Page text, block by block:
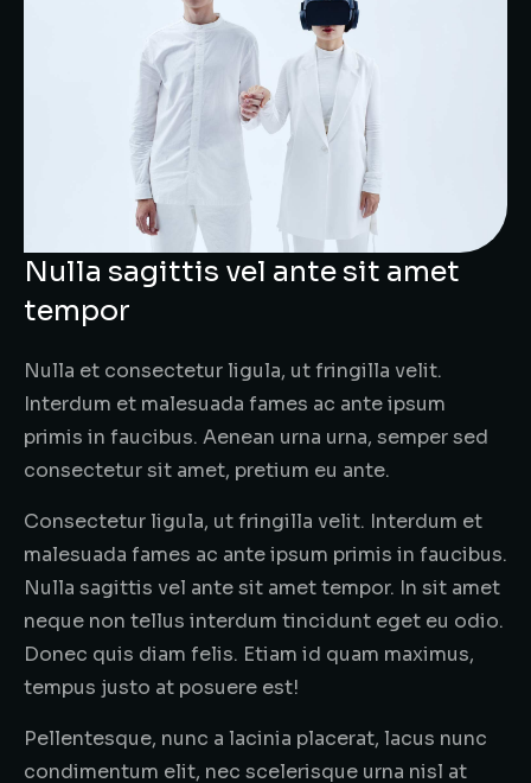
Nulla sagittis vel ante sit amet
tempor
Nulla et consectetur ligula, ut fringilla velit.
Interdum et malesuada fames ac ante ipsum
primis in faucibus. Aenean urna urna, semper sed
consectetur sit amet, pretium eu ante.
Consectetur ligula, ut fringilla velit. Interdum et
malesuada fames ac ante ipsum primis in faucibus.
Nulla sagittis vel ante sit amet tempor. In sit amet
neque non tellus interdum tincidunt eget eu odio.
Donec quis diam felis. Etiam id quam maximus,
tempus justo at posuere est!
Pellentesque, nunc a lacinia placerat, lacus nunc
condimentum elit, nec scelerisque urna nisl at